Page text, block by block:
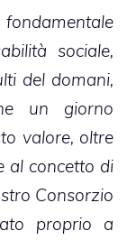
sociale,
del domani,
un giorno
valore, oltre
al concetto di
Consorzio
proprio a